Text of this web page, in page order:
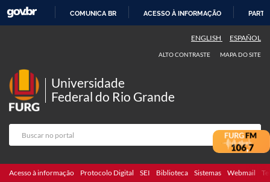
COMUNICA BR ACESSO À INFORMAÇÃO
ENGLISH ESPAÑOL
ALTO CONTRASTE MAPA DO SITE
Universidade
Federal do Rio Grande
Acesso à informação Protocolo Digital SEI Biblioteca Sistemas Webmail